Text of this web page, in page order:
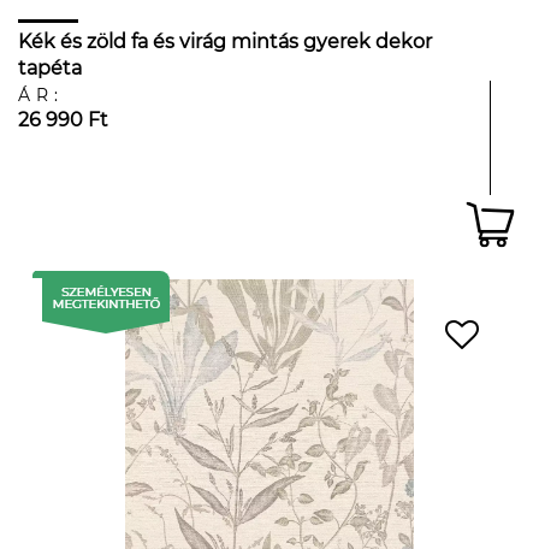
Kék és zöld fa és virág mintás gyerek dekor
tapéta
ÁR:
26 990 Ft